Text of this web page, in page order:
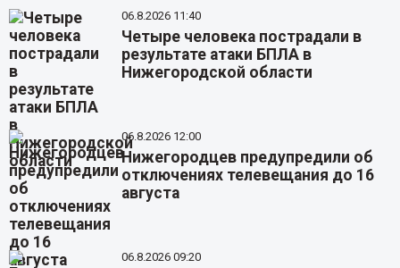
06.8.2026 11:40
Четыре человека пострадали в
результате атаки БПЛА в
Нижегородской области
06.8.2026 12:00
Нижегородцев предупредили об
отключениях телевещания до 16
августа
06.8.2026 09:20